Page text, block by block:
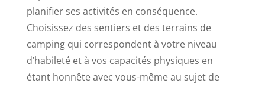
planifier ses activités en conséquence.
Choisissez des sentiers et des terrains de
camping qui correspondent à votre niveau
d’habileté et à vos capacités physiques en
étant honnête avec vous-même au sujet de